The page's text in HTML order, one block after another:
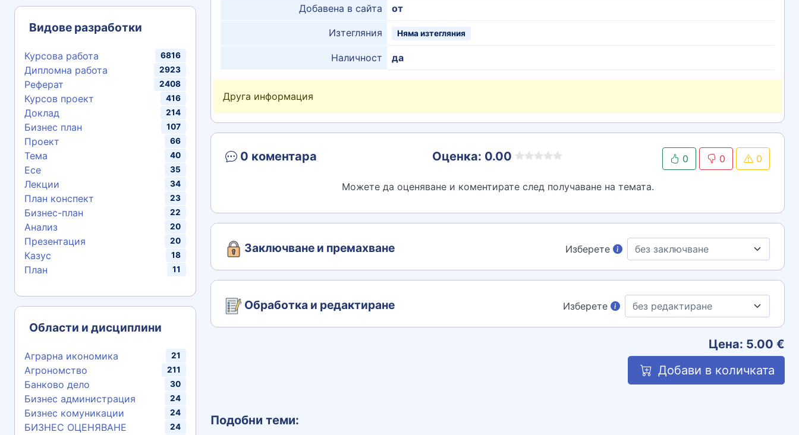
Видове разработки
Курсова работа 6816
Дипломна работа 2923
Реферат 2408
Курсов проект 416
Доклад 214
Бизнес план 107
Проект 66
Тема 40
Есе 35
Лекции 34
План конспект 23
Бизнес-план 22
Анализ 20
Презентация 20
Казус 18
План 11
Области и дисциплини
Аграрна икономика 21
Агрономство 211
Банково дело 30
Бизнес администрация 24
Бизнес комуникации 24
БИЗНЕС ОЦЕНЯВАНЕ 24
Добавена в сайта от
Изтегляния Няма изтегляния
Наличност да
Друга информация
0 коментара Оценка: 0.00 0 0 0
Можете да оценяване и коментирате след получаване на темата.
Заключване и премахване Изберете
Обработка и редактиране Изберете
Цена: 5.00 €
Добави в количката
Подобни теми: